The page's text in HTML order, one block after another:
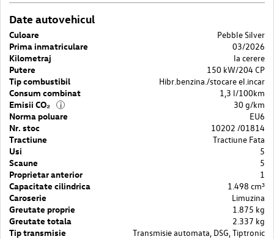
Date autovehicul
Culoare
Pebble Silver
Prima inmatriculare
03/2026
Kilometraj
la cerere
Putere
150 kW/204 CP
Tip combustibil
Hibr.benzina./stocare el.incar
Consum combinat
1,3 l/100km
Emisii CO₂
i
30 g/km
Norma poluare
EU6
Nr. stoc
10202 /01814
Tractiune
Tractiune Fata
Usi
5
Scaune
5
Proprietar anterior
1
Capacitate cilindrica
1.498 cm³
Caroserie
Limuzina
Greutate proprie
1.875 kg
Greutate totala
2.337 kg
Tip transmisie
Transmisie automata, DSG, Tiptronic